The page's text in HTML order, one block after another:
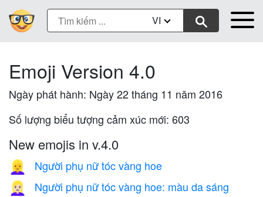
VI
Emoji Version 4.0
Ngày phát hành: Ngày 22 tháng 11 năm 2016
Số lượng biểu tượng cảm xúc mới: 603
New emojis in v.4.0
👱‍♀️ Người phụ nữ tóc vàng hoe
👱🏻‍♀️ Người phụ nữ tóc vàng hoe: màu da sáng